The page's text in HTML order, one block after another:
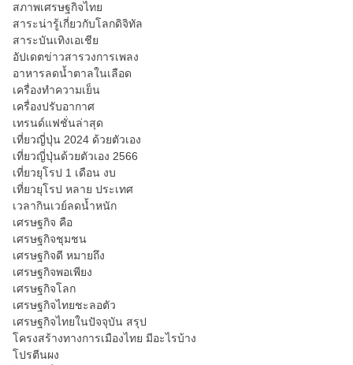
สภาพเศรษฐกิจไทย
สาระน่ารู้เกี่ยวกับโลกดิจิทัล
สาระบันเทิงเอเชีย
อัปเดตข่าวสารวงการเพลง
อาหารลดน้ำตาลในเลือด
เครื่องทำความเย็น
เครื่องปรับอากาศ
เทรนด์แฟชั่นล่าสุด
เที่ยวญี่ปุ่น 2024 ด้วยตัวเอง
เที่ยวญี่ปุ่นด้วยตัวเอง 2566
เที่ยวยุโรป 1 เดือน งบ
เที่ยวยุโรป หลาย ประเทศ
เวลากินเวย์ลดน้ำหนัก
เศรษฐกิจ คือ
เศรษฐกิจชุมชน
เศรษฐกิจดี หมายถึง
เศรษฐกิจพอเพียง
เศรษฐกิจโลก
เศรษฐกิจไทยชะลอตัว
เศรษฐกิจไทยในปัจจุบัน สรุป
โครงสร้างทางการเมืองไทย มีอะไรบ้าง
โปรตีนผง